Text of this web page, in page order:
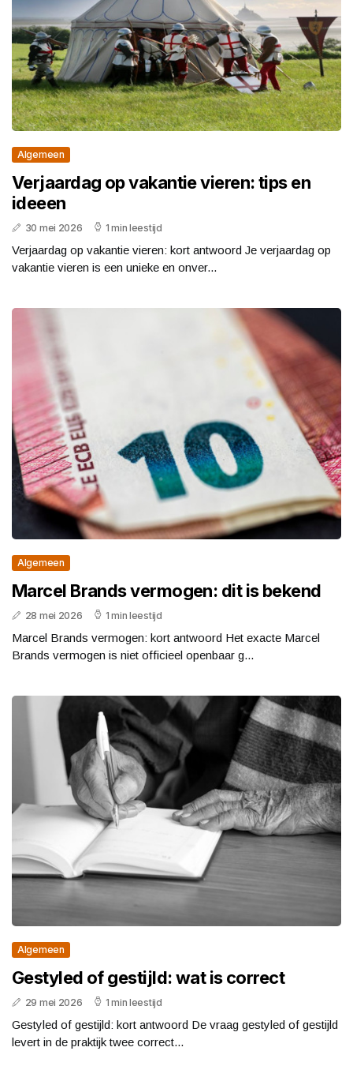
Algemeen
Verjaardag op vakantie vieren: tips en
ideeen
30 mei 2026 1 min leestijd
Verjaardag op vakantie vieren: kort antwoord Je verjaardag op
vakantie vieren is een unieke en onver...
Algemeen
Marcel Brands vermogen: dit is bekend
28 mei 2026 1 min leestijd
Marcel Brands vermogen: kort antwoord Het exacte Marcel
Brands vermogen is niet officieel openbaar g...
Algemeen
Gestyled of gestijld: wat is correct
29 mei 2026 1 min leestijd
Gestyled of gestijld: kort antwoord De vraag gestyled of gestijld
levert in de praktijk twee correct...